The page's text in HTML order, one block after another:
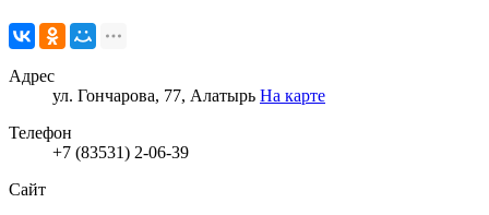
Адрес
ул. Гончарова, 77, Алатырь На карте
Телефон
+7 (83531) 2-06-39
Сайт